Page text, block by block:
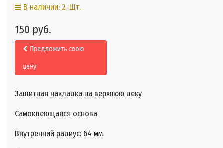
В наличии: 2 Шт.
150 руб.
Предложить свою
цену
Защитная накладка на верхнюю деку
Самоклеющаяся основа
Внутренний радиус: 64 мм